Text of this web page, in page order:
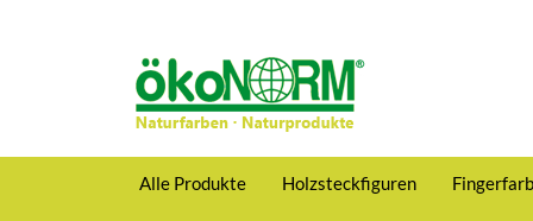
Alle Produkte Holzsteckfiguren